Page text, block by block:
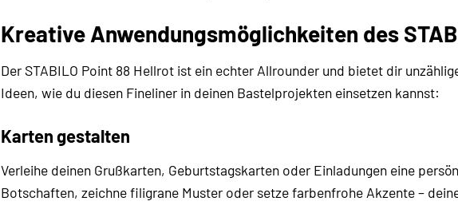
Kreative Anwendungsmöglichkeiten des
Der STABILO Point 88 Hellrot ist ein echter Allrounder und bietet dir
Ideen, wie du diesen Fineliner in deinen Bastelprojekten einsetzen kannst:
Karten gestalten
Verleihe deinen Grußkarten, Geburtstagskarten oder Einladungen eine
Botschaften, zeichne filigrane Muster oder setze farbenfrohe Akzente –